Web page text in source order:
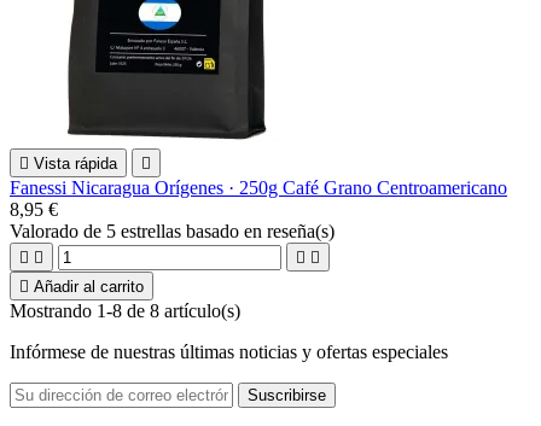
 Vista rápida 
Fanessi Nicaragua Orígenes · 250g Café Grano Centroamericano
8,95 €
Valorado de 5 estrellas basado en reseña(s)
   
 Añadir al carrito
Mostrando 1-8 de 8 artículo(s)
Infórmese de nuestras últimas noticias y ofertas especiales